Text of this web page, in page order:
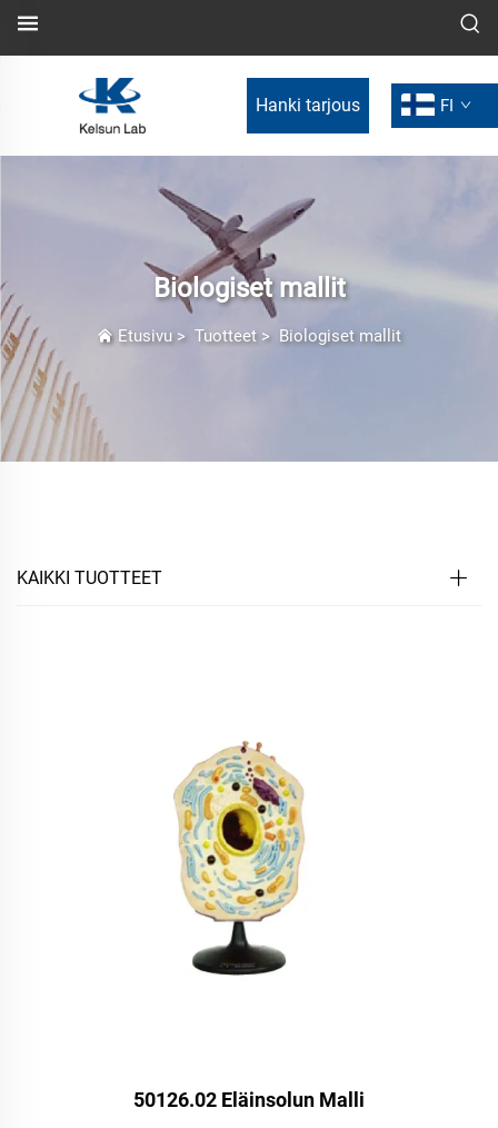
Hanki tarjous FI
Biologiset mallit
Etusivu> Tuotteet > Biologiset mallit
KAIKKI TUOTTEET
50126.02 Eläinsolun Malli